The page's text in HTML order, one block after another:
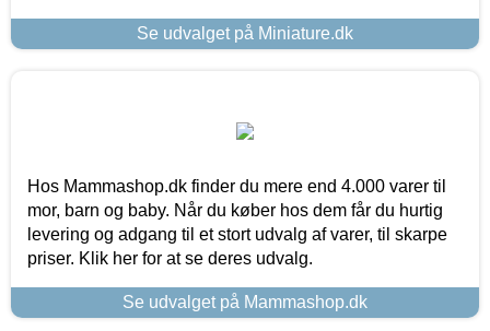
Se udvalget på Miniature.dk
Hos Mammashop.dk finder du mere end 4.000 varer til
mor, barn og baby. Når du køber hos dem får du hurtig
levering og adgang til et stort udvalg af varer, til skarpe
priser. Klik her for at se deres udvalg.
Se udvalget på Mammashop.dk